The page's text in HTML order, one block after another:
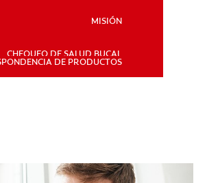
MISIÓN
CHEQUEO DE SALUD BUCAL
DE PRODUCTOS